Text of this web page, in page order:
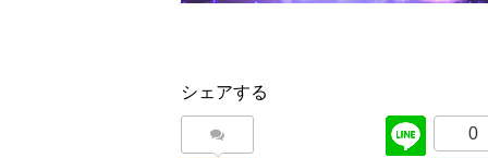
シェアする
0